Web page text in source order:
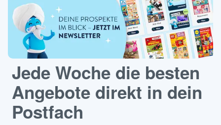
Jede Woche die besten
Angebote direkt in dein
Postfach